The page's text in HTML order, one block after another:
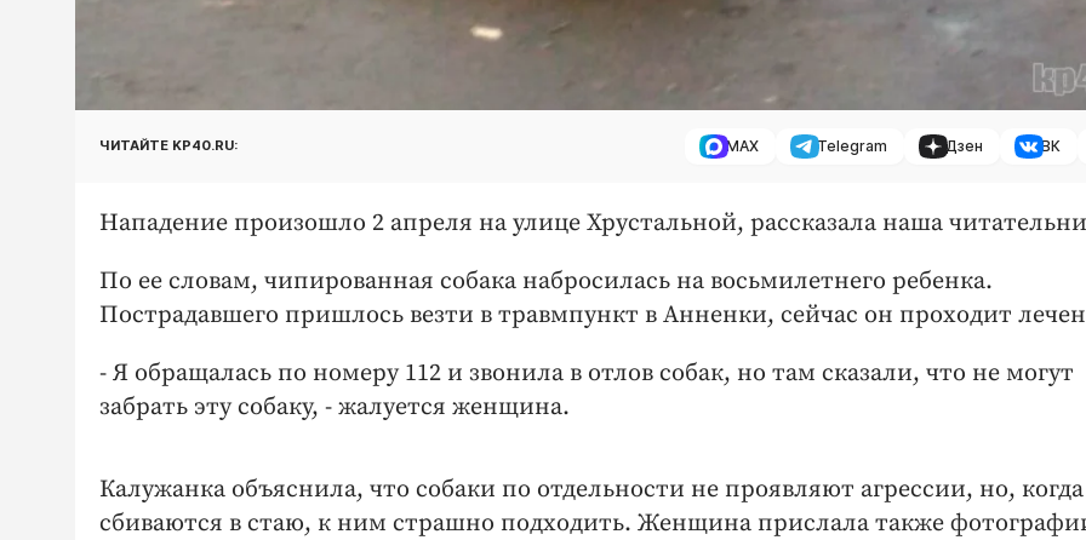
ЧИТАЙТЕ KP40.RU: MAX Telegram Дзен ВК
Нападение произошло 2 апреля на улице Хрустальной, рассказала наша
По ее словам, чипированная собака набросилась на восьмилетнего ребенка.
Пострадавшего пришлось везти в травмпункт в Анненки, сейчас он проходит
- Я обращалась по номеру 112 и звонила в отлов собак, но там сказали, что не могут
забрать эту собаку, - жалуется женщина.
Калужанка объяснила, что собаки по отдельности не проявляют агрессии, но, когда
сбиваются в стаю, к ним страшно подходить. Женщина прислала также